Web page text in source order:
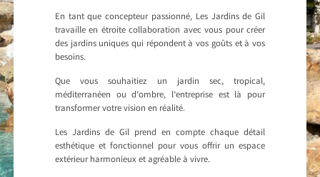
En tant que concepteur passionné, Les Jardins de Gil
travaille en étroite collaboration avec vous pour créer
des jardins uniques qui répondent à vos goûts et à vos
besoins.
Que vous souhaitiez un jardin sec, tropical,
méditerranéen ou d’ombre, l’entreprise est là pour
transformer votre vision en réalité.
Les Jardins de Gil prend en compte chaque détail
esthétique et fonctionnel pour vous offrir un espace
extérieur harmonieux et agréable à vivre.